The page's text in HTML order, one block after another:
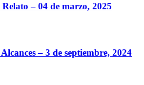
– 04 de marzo, 2025
– 3 de septiembre, 2024